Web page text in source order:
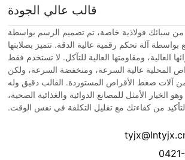
قالب عالي الجودة
سبائك فولاذية خاصة، تم تصميم الرسم بواسطة
بواسطة آلة تحكم رقمية عالية الدقة. تتميز بصلابتها
العالية، ومقاومتها العالية للتآكل. لا تستخدم فقط
المحلية عالية السرعة، ومنخفضة السرعة، ولكن
آلات ضغط الأقراص المستوردة. القالب دقيق وله
وهو الخيار الأمثل للمصانع الدوائية والغذائية الصحية،
من كفاءتك مع تقليل التكلفة في نفس الوقت.